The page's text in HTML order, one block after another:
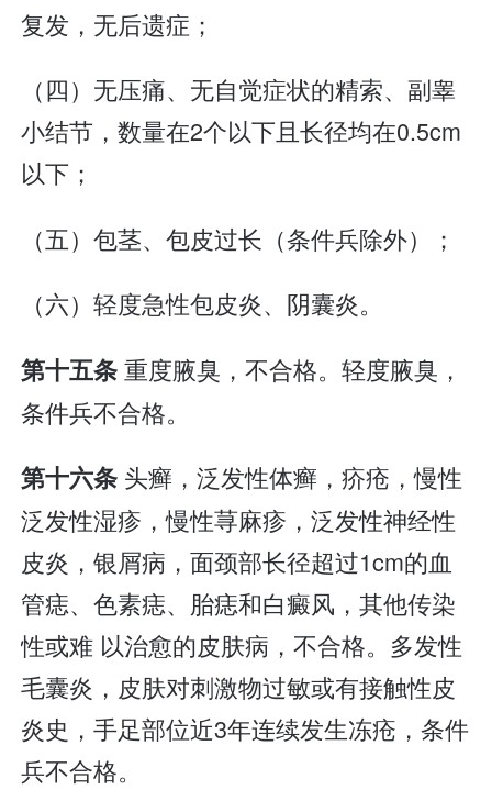
复发，无后遗症；
（四）无压痛、无自觉症状的精索、副睾
小结节，数量在2个以下且长径均在0.5cm
以下；
（五）包茎、包皮过长（条件兵除外）；
（六）轻度急性包皮炎、阴囊炎。
第十五条重度腋臭，不合格。轻度腋臭，
条件兵不合格。
第十六条 头癣，泛发性体癣，疥疮，慢性
泛发性湿疹，慢性荨麻疹，泛发性神经性
皮炎，银屑病，面颈部长径超过1cm的血
管痣、色素痣、胎痣和白癜风，其他传染
性或难 以治愈的皮肤病，不合格。多发性
毛囊炎，皮肤对刺激物过敏或有接触性皮
炎史，手足部位近3年连续发生冻疮，条件
兵不合格。